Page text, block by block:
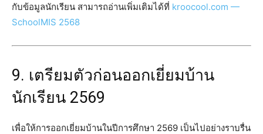
กับข้อมูลนักเรียน สามารถอ่านเพิ่มเติมได้ที่ kroocool.com —
SchoolMIS 2568
9. เตรียมตัวก่อนออกเยี่ยมบ้าน
นักเรียน 2569
เพื่อให้การออกเยี่ยมบ้านในปีการศึกษา 2569 เป็นไปอย่างราบรื่น